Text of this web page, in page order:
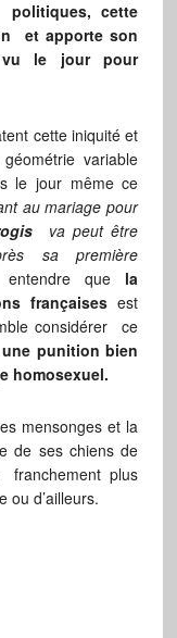
cette
et apporte son
le jour pour
cette iniquité et
variable
le jour même ce
au mariage pour
va peut être
sa première
que la
françaises est
considérer ce
une punition bien
homosexuel.
mensonges et la
de ses chiens de
plus
ou d’ailleurs.